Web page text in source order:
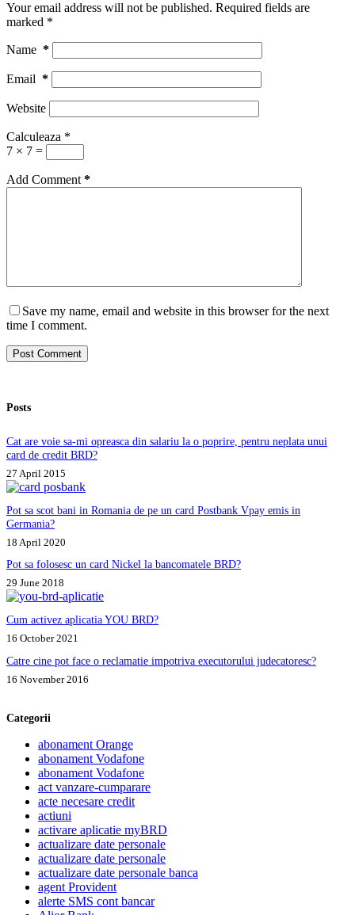
Your email address will not be published. Required fields are
marked *
Name *
Email *
Website
Calculeaza *
7 × 7 =
Add Comment *
Save my name, email and website in this browser for the next
time I comment.
Post Comment
Posts
Cat are voie sa-mi opreasca din salariu la o poprire, pentru neplata unui
card de credit BRD?
27 April 2015
Pot sa scot bani in Romania de pe un card Postbank Vpay emis in
Germania?
18 April 2020
Pot sa folosesc un card Nickel la bancomatele BRD?
29 June 2018
Cum activez aplicatia YOU BRD?
16 October 2021
Catre cine pot face o reclamatie impotriva executorului judecatoresc?
16 November 2016
Categorii
abonament Orange
abonament Vodafone
abonament Vodafone
act vanzare-cumparare
acte necesare credit
actiuni
activare aplicatie myBRD
actualizare date personale
actualizare date personale
actualizare date personale banca
agent Provident
alerte SMS cont bancar